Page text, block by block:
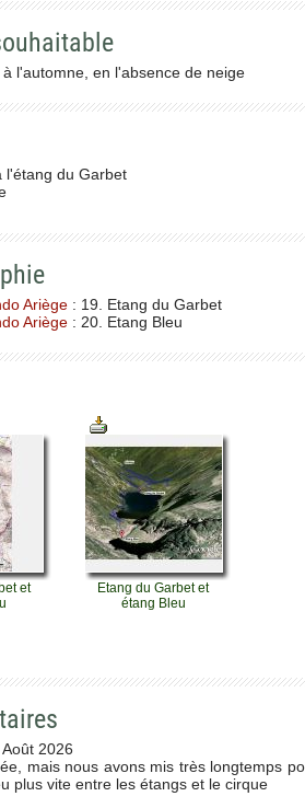
l'automne, en l'absence de neige
l'étang du Garbet
Ariège : 19. Etang du Garbet
Ariège : 20. Etang Bleu
et
Etang du Garbet et
étang Bleu
Août 2026
mais nous avons mis très longtemps
plus vite entre les étangs et le cirque